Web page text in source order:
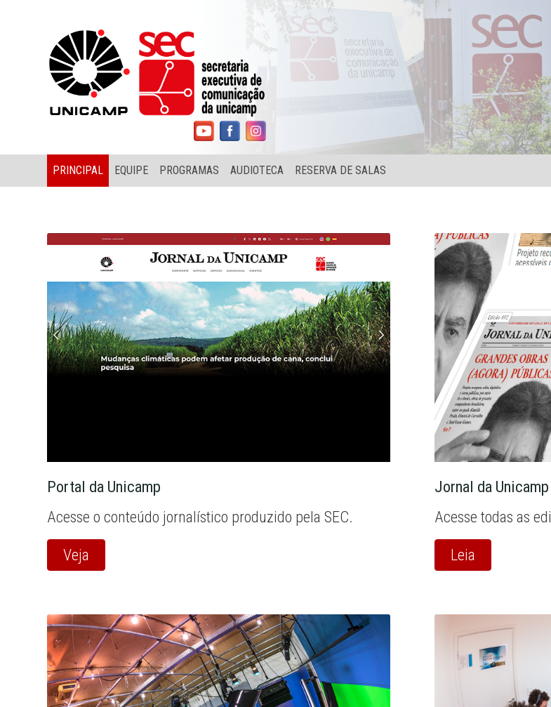
PRINCIPAL EQUIPE PROGRAMAS AUDIOTECA RESERVA DE SALAS
Portal da Unicamp
Acesse o conteúdo jornalístico produzido pela SEC.
Veja
Jornal da Unicamp
Acesse todas as
Leia